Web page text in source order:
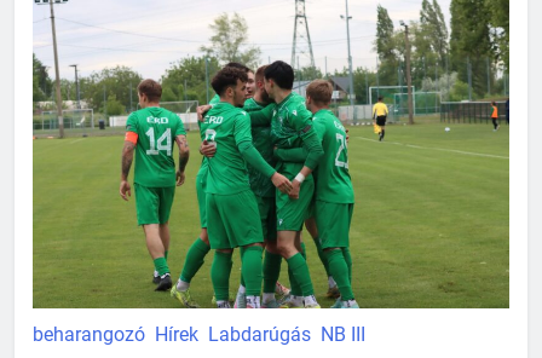
beharangozó Hírek Labdarúgás NB III